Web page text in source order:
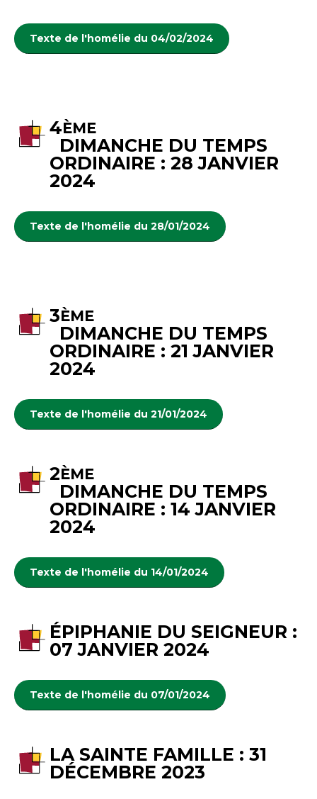
Texte de l'homélie du 04/02/2024
4ÈME
DIMANCHE DU TEMPS
ORDINAIRE : 28 JANVIER
2024
Texte de l'homélie du 28/01/2024
3ÈME
DIMANCHE DU TEMPS
ORDINAIRE : 21 JANVIER
2024
Texte de l'homélie du 21/01/2024
2ÈME
DIMANCHE DU TEMPS
ORDINAIRE : 14 JANVIER
2024
Texte de l'homélie du 14/01/2024
ÉPIPHANIE DU SEIGNEUR :
07 JANVIER 2024
Texte de l'homélie du 07/01/2024
LA SAINTE FAMILLE : 31
DÉCEMBRE 2023